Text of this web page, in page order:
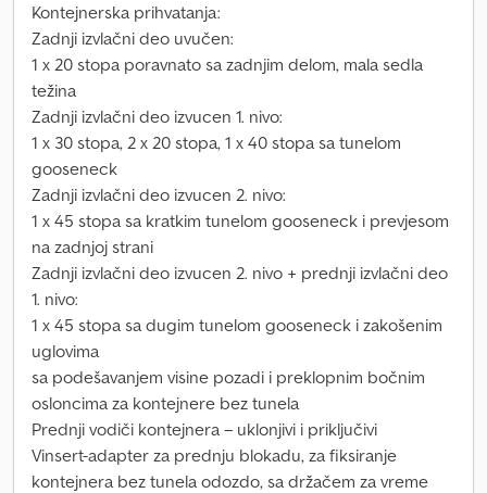
Kontejnerska prihvatanja:
Zadnji izvlačni deo uvučen:
1 x 20 stopa poravnato sa zadnjim delom, mala sedla
težina
Zadnji izvlačni deo izvucen 1. nivo:
1 x 30 stopa, 2 x 20 stopa, 1 x 40 stopa sa tunelom
gooseneck
Zadnji izvlačni deo izvucen 2. nivo:
1 x 45 stopa sa kratkim tunelom gooseneck i prevjesom
na zadnjoj strani
Zadnji izvlačni deo izvucen 2. nivo + prednji izvlačni deo
1. nivo:
1 x 45 stopa sa dugim tunelom gooseneck i zakošenim
uglovima
sa podešavanjem visine pozadi i preklopnim bočnim
osloncima za kontejnere bez tunela
Prednji vodiči kontejnera – uklonjivi i priključivi
Vinsert-adapter za prednju blokadu, za fiksiranje
kontejnera bez tunela odozdo, sa držačem za vreme